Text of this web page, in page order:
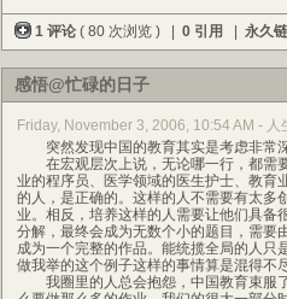
1 评论 ( 80 次浏览 ) | 0 引用 永久
感悟@忙碌的日子
Friday, November 3, 2006, 10:54 AM - 人
突然发现中国的教育其实是考虑非常深
在宏观层次上说，无论哪一行，都需
业的程序员、医学领域的医生护士、教
的人，是正确的。这样的人不需要有太多
业。相反，培养这样的人需要让他们具
分解，最终会成为无数个小的题目，需要
成为一个完整的作品。能统揽全局的人只
做我举的这个例子这样的事情算是混得不
我圈里的人总会抱怨，中国教育束服